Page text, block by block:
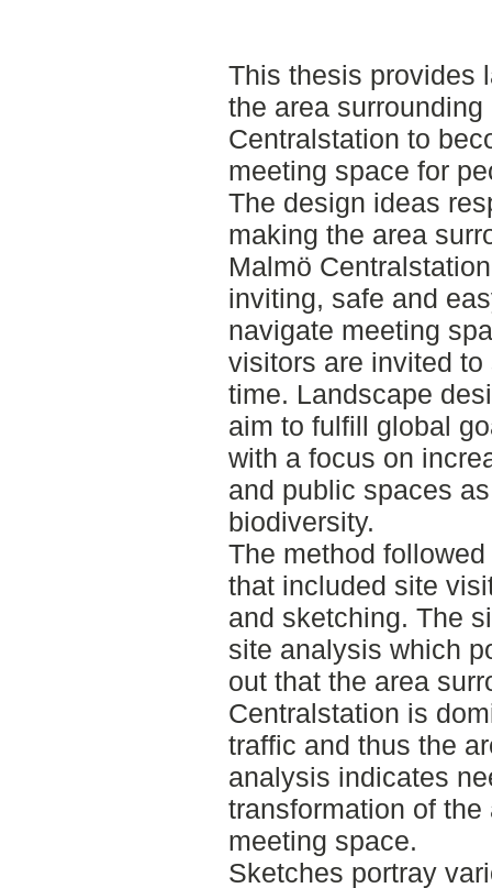
This thesis provides
the area surrounding
Centralstation to
meeting space for
The design ideas
making the area
Malmö
inviting, safe and
navigate meeting
visitors are invited to
time. Landscape
aim to fulfill global
with a focus on
and public spaces
biodiversity.
The method
that included site
and sketching. The
site analysis which
out that the area
Centralstation is
traffic and thus the
analysis indicates
transformation of
meeting space.
Sketches portray